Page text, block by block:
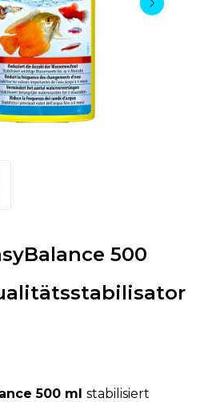
500
500 ml stabilisiert